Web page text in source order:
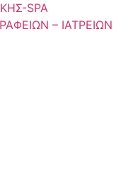
SPA
– ΙΑΤΡΕΙΩΝ